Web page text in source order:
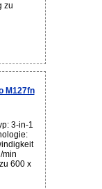
zu
M127fn
3-in-1
min
600 x